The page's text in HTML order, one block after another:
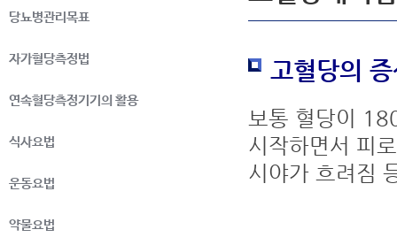
당뇨병관리목표
자가혈당측정법
연속혈당측정기기의 활용
식사요법
운동요법
약물요법
고혈당의
보통 혈당이
시작하면서 피
시야가 흐려짐